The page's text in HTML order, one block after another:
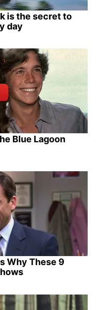
is the secret to
day
Blue Lagoon
Why These 9